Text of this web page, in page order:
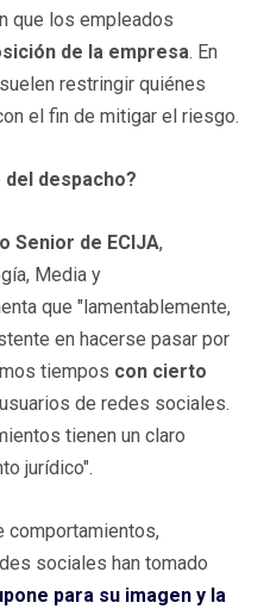
que los empleados
de la empresa. En
restringir quiénes
el fin de mitigar el riesgo.
despacho?
Senior de ECIJA,
Media y
que "lamentablemente,
en hacerse pasar por
tiempos con cierto
de redes sociales.
tienen un claro
jurídico".
comportamientos,
sociales han tomado
para su imagen y la